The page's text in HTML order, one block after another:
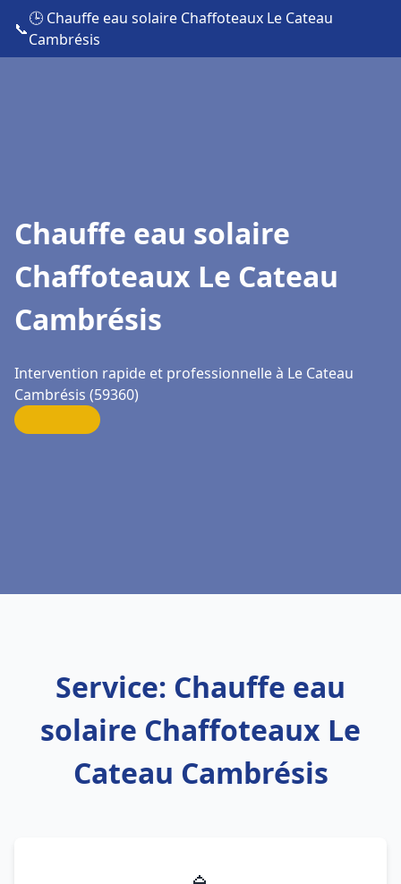
📞
🕒 Chauffe eau solaire Chaffoteaux Le Cateau
Cambrésis
Chauffe eau solaire
Chaffoteaux Le Cateau
Cambrésis
Intervention rapide et professionnelle à Le Cateau
Cambrésis (59360)
Service: Chauffe eau
solaire Chaffoteaux Le
Cateau Cambrésis